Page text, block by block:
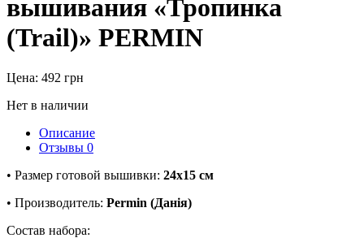
вышивания «Тропинка
(Trail)» PERMIN
Цена: 492 грн
Нет в наличии
Описание
Отзывы 0
• Размер готовой вышивки: 24х15 см
• Производитель: Permin (Данія)
Состав набора: